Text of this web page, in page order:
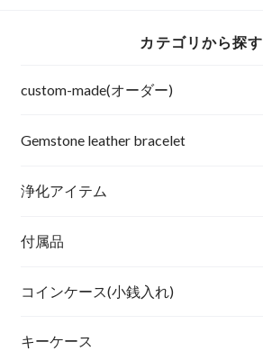
カテゴリから探す
custom-made(オーダー)
Gemstone leather bracelet
浄化アイテム
付属品
コインケース(小銭入れ)
キーケース